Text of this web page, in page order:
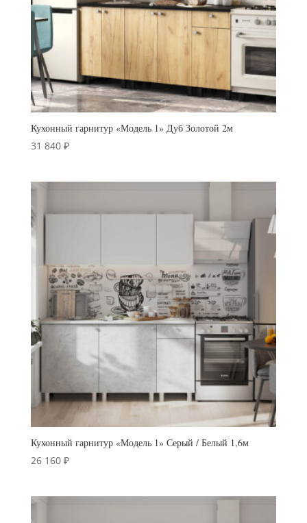
Кухонный гарнитур «Модель 1» Дуб Золотой 2м
31 840 ₽
Кухонный гарнитур «Модель 1» Серый / Белый 1,6м
26 160 ₽